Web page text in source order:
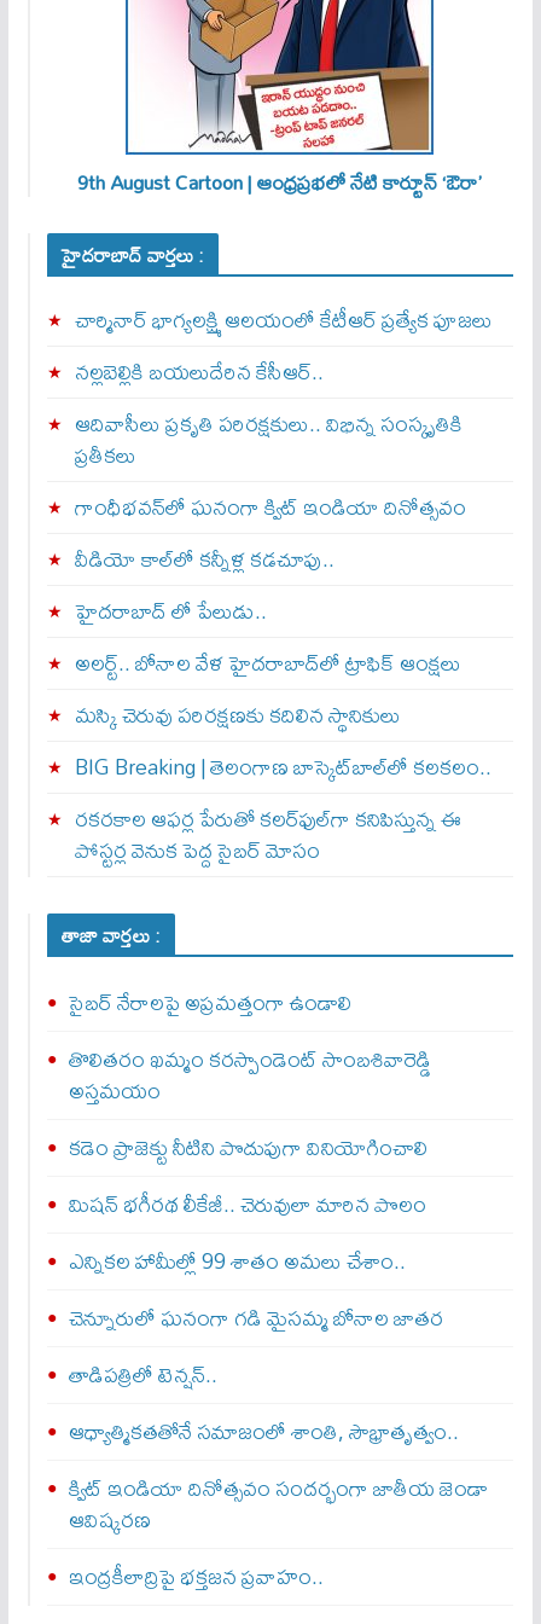
9th August Cartoon | ఆంధ్రప్రభలో నేటి కార్టూన్ ‘ఔరా’
హైదరాబాద్ వార్తలు :
చార్మినార్‌ భాగ్యలక్ష్మి ఆలయంలో కేటీఆర్ ప్రత్యేక పూజలు
నల్లబెల్లికి బయలుదేరిన కేసీఆర్‌..
ఆదివాసీలు ప్రకృతి పరిరక్షకులు.. విభిన్న సంస్కృతికి
ప్రతీకలు
గాంధీభవన్‌లో ఘనంగా క్విట్‌ ఇండియా దినోత్సవం
వీడియో కాల్‌లో కన్నీళ్ల కడచూపు..
హైదరాబాద్ లో పేలుడు..
అలర్ట్‌.. బోనాల వేళ హైదరాబాద్‌లో ట్రాఫిక్‌ ఆంక్షలు
మస్కి చెరువు పరిరక్షణకు కదిలిన స్థానికులు
BIG Breaking | తెలంగాణ బాస్కెట్‌బాల్‌లో కలకలం..
రకరకాల ఆఫర్ల పేరుతో కలర్‌ఫుల్‌గా కనిపిస్తున్న ఈ
పోస్టర్ల వెనుక పెద్ద సైబర్ మోసం
తాజా వార్తలు :
సైబర్‌ నేరాలపై అప్రమత్తంగా ఉండాలి
తొలితరం ఖమ్మం కరస్పాండెంట్‌ సాంబశివారెడ్డి
అస్తమయం
కడెం ప్రాజెక్టు నీటిని పొదుపుగా వినియోగించాలి
మిషన్‌ భగీరథ లీకేజీ.. చెరువులా మారిన పొలం
ఎన్నికల హామీల్లో 99 శాతం అమలు చేశాం..
చెన్నూరులో ఘనంగా గడి మైసమ్మ బోనాల జాతర
తాడిపత్రిలో టెన్షన్..
ఆధ్యాత్మికతతోనే సమాజంలో శాంతి, సౌభ్రాతృత్వం..
క్విట్‌ ఇండియా దినోత్సవం సందర్భంగా జాతీయ జెండా
ఆవిష్కరణ
ఇంద్రకీలాద్రిపై భక్తజన ప్రవాహం..